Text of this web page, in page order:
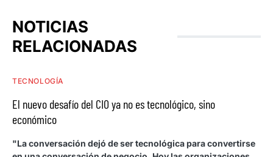
NOTICIAS
RELACIONADAS
TECNOLOGÍA
El nuevo desafío del CIO ya no es tecnológico, sino
económico
"La conversación dejó de ser tecnológica para convertirse